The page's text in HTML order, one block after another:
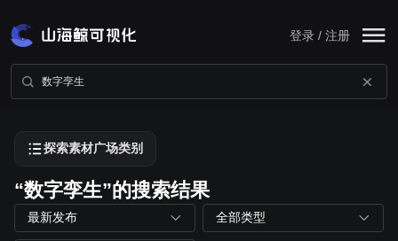
登录 / 注册
探索素材广场类别
“数字孪生”的搜索结果
最新发布 全部类型